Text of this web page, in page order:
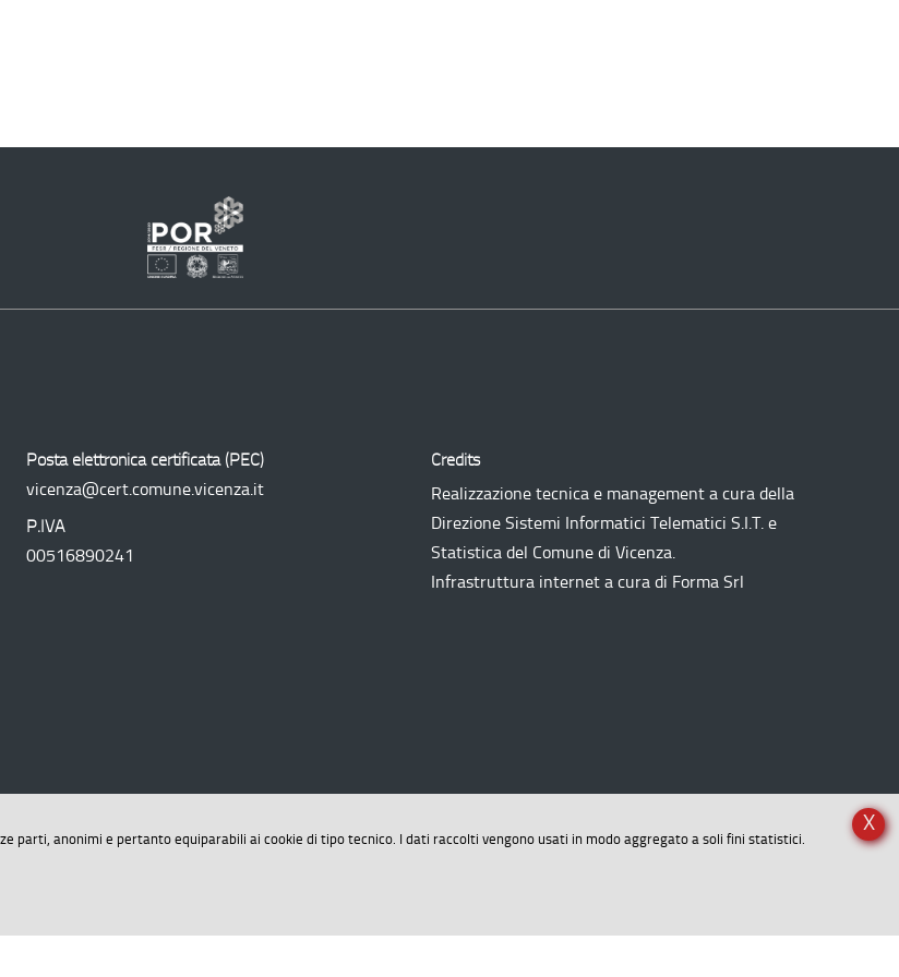
parti, anonimi e pertanto equiparabili ai cookie di tipo tecnico. I dati raccolti vengono usati in modo aggregato a soli fini statistici.
X
Operativo
Posta elettronica certificata (PEC)
vicenza@cert.comune.vicenza.it
P.IVA
00516890241
Credits
Realizzazione tecnica e management a cura della
Direzione Sistemi Informatici TelematiciS.I.T. e
Statistica del Comune di Vicenza.
Infrastruttura internet a cura di Forma Srl